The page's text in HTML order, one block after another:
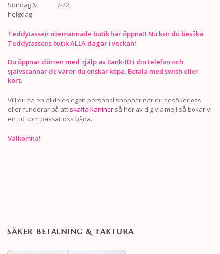
Söndag &
helgdag
7-22
Teddytassen obemannade butik har öppnat! Nu kan du besöka
Teddytassens butik ALLA dagar i veckan!
Du öppnar dörren med hjälp av Bank-ID i din telefon och
självscannar de varor du önskar köpa. Betala med swish eller
kort.
Vill du ha en alldeles egen personal shopper när du besöker oss
eller funderar på att skaffa kaniner så hör av dig via mejl så bokar vi
en tid som passar oss båda.
Välkomna!
SÄKER BETALNING & FAKTURA